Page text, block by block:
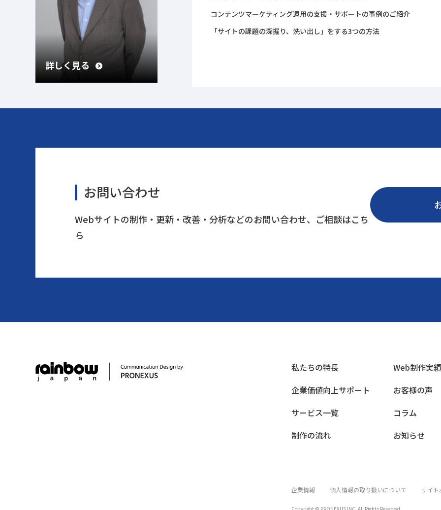
詳しく見る
コンテンツマーケティング運用の支援・サポートの事例のご紹介
「サイトの課題の深掘り、洗い出し」をする3つの方法
お問い合わせ
Webサイトの制作・更新・改善・分析などのお問い合わせ、ご相談はこち
ら
私たちの特長
企業価値向上サポート
サービス一覧
制作の流れ
Web制作実績
お客様の声
コラム
お知らせ
企業情報 個人情報の取り扱いについて サイト